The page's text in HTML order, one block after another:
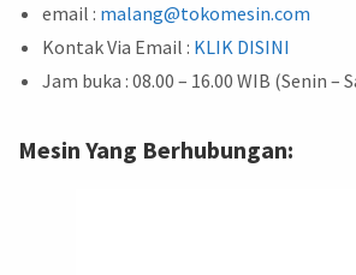
email : malang@tokomesin.com
Kontak Via Email : KLIK DISINI
Jam buka : 08.00 – 16.00 WIB (Senin –
Mesin Yang Berhubungan: